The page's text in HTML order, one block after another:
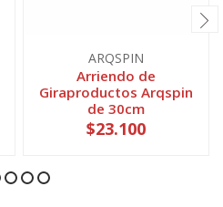
ARQSPIN
Arriendo de
Giraproductos Arqspin
de 30cm
$23.100